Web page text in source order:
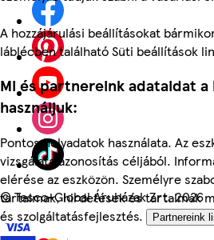
A hozzájárulási beállításokat
láblécben található Süti beállítások
Mi és partnereink adataidat
használjuk:
Pontos helyadatok használata. Az
vizsgálata azonosítás céljából.
elérése az eszközön. Személyre
tartalmak, hirdetések és tartalmak
és szolgáltatásfejlesztés.
Partnereink
©Tesco-Global Áruházak Zrt. 2026